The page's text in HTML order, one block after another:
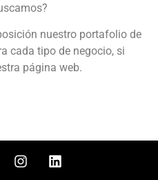
nuestro portafolio de
cada tipo de negocio, si
página web.